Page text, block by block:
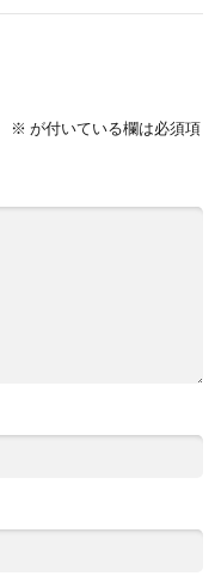
※ が付いている欄は必須項